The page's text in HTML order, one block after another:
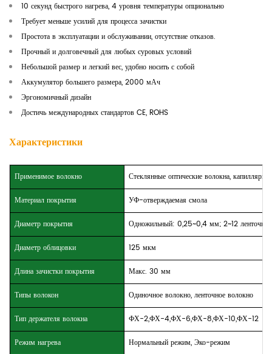
10 секунд быстрого нагрева, 4 уровня температуры опционально
Требует меньше усилий для процесса зачистки
Простота в эксплуатации и обслуживании, отсутствие отказов.
Прочный и долговечный для любых суровых условий
Небольшой размер и легкий вес, удобно носить с собой
Аккумулятор большего размера, 2000 мАч
Эргономичный дизайн
Достичь международных стандартов CE, ROHS
Характеристики
Применимое волокно Стеклянные оптические волокна,
Материал покрытия УФ-отверждаемая смола
Диаметр покрытия Одножильный: 0,25~0,4 мм; 2~12
Диаметр облицовки 125 мкм
Длина зачистки покрытия Макс. 30 мм
Типы волокон Одиночное волокно, ленточное волокно
Тип держателя волокна ФХ-2,ФХ-4,ФХ-6,ФХ-8,ФХ-10,ФХ-12
Режим нагрева Нормальный режим, Эко-режим